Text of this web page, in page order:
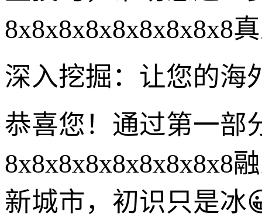
8x8x8x8x8x8x8x8x8
深入挖掘：让您的海
恭喜您！通过第一部
8x8x8x8x8x8x8x8x8
新城市，初识只是冰